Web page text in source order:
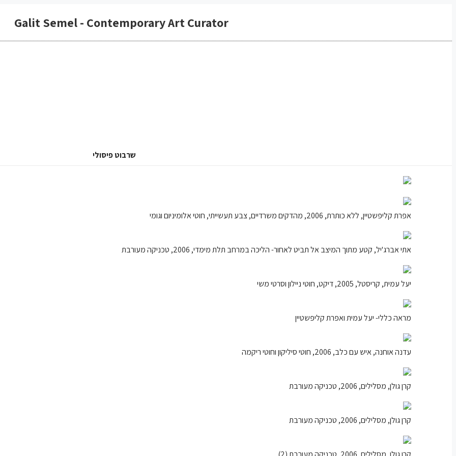
Galit Semel - Contemporary Art Curator
שרבוט פיסולי
אפרת קליפשטיין, ללא כותרת, 2006, מהדקים משרדיים, צבע תעשייתי, חוטי אלומיניום וגומי
אתי אברג'יל, קטע מתוך המיצב אל תביט לאחור- הליכה במרחב תלת מימדי, 2006, טכניקה מעורבת
יעל עמית, קריסטל, 2005, דיקט, חוטי ניילון וסרטי משי
מראה כללי- יעל עמית ואפרת קליפשטיין
עדנה אוחנה, איש עם כלב, 2006, חוטי סיליקון וחוטי ריקמה
קרן גולן, מסלילים, 2006, טכניקה מעורבת
קרן גולן, מסלילים, 2006, טכניקה מעורבת